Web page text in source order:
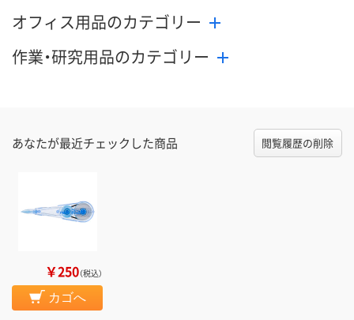
オフィス用品のカテゴリー
作業・研究用品のカテゴリー
あなたが最近チェックした商品 閲覧履歴の削除
￥250（税込）
カゴへ